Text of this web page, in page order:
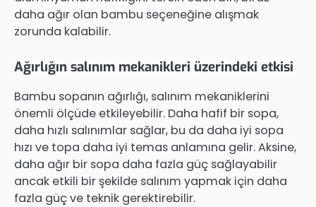
daha ağır olan bambu seçeneğine alışmak
zorunda kalabilir.
Ağırlığın salınım mekanikleri üzerindeki etkisi
Bambu sopanın ağırlığı, salınım mekaniklerini
önemli ölçüde etkileyebilir. Daha hafif bir sopa,
daha hızlı salınımlar sağlar, bu da daha iyi sopa
hızı ve topa daha iyi temas anlamına gelir. Aksine,
daha ağır bir sopa daha fazla güç sağlayabilir
ancak etkili bir şekilde salınım yapmak için daha
fazla güç ve teknik gerektirebilir.